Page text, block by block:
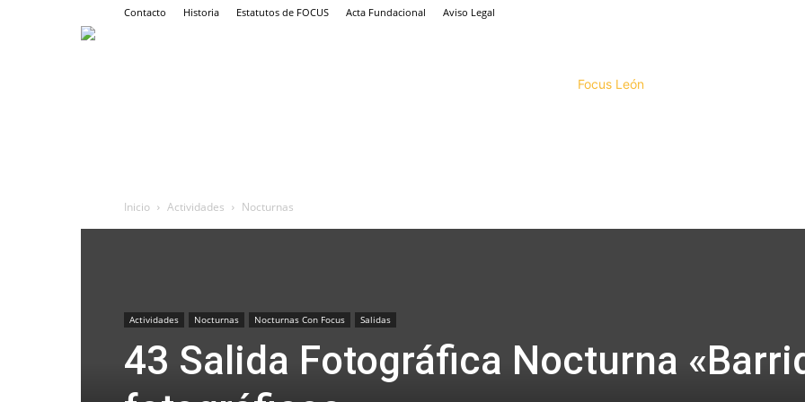
Contacto Historia Estatutos de FOCUS Acta Fundacional Aviso Legal
Inicio Actividades Nocturnas
Actividades Nocturnas Nocturnas Con Focus Salidas
43 Salida Fotográfica Nocturna